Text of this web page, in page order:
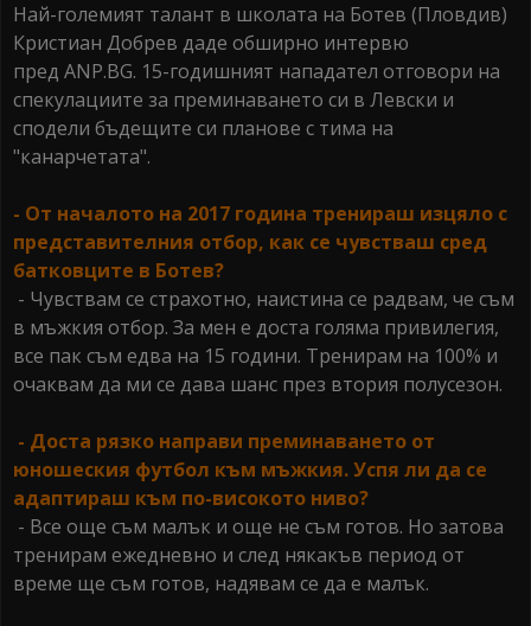
Най-големият талант в школата на Ботев (Пловдив)
Кристиан Добрев даде обширно интервю
пред ANP.BG. 15-годишният нападател отговори на
спекулациите за преминаването си в Левски и
сподели бъдещите си планове с тима на
"канарчетата".
- От началото на 2017 година тренираш изцяло с
представителния отбор, как се чувстваш сред
батковците в Ботев?
- Чувствам се страхотно, наистина се радвам, че съм
в мъжкия отбор. За мен е доста голяма привилегия,
все пак съм едва на 15 години. Тренирам на 100% и
очаквам да ми се дава шанс през втория полусезон.
- Доста рязко направи преминаването от
юношеския футбол към мъжкия. Успя ли да се
адаптираш към по-високото ниво?
- Все още съм малък и още не съм готов. Но затова
тренирам ежедневно и след някакъв период от
време ще съм готов, надявам се да е малък.